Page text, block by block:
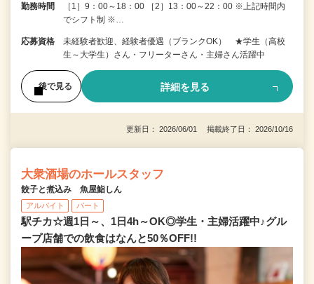
勤務時間
［1］9：00～18：00 ［2］13：00～22：00 ※上記時間内
でシフト制 ※…
応募資格
未経験者歓迎、経験者優遇（ブランクOK） ★学生（高校
生～大学生）さん・フリーターさん・主婦さん活躍中
後で見る 詳細を見る
更新日： 2026/06/01 掲載終了日： 2026/10/16
大衆酒場のホールスタッフ
餃子と煮込み 魚屋鮨しん
アルバイト パート
駅チカ☆週1日～、1日4h～OK◎学生・主婦活躍中♪グル
ープ店舗での飲食はなんと50％OFF!!